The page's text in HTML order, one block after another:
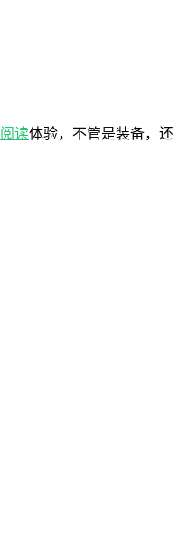
阅读体验，不管是装备，还